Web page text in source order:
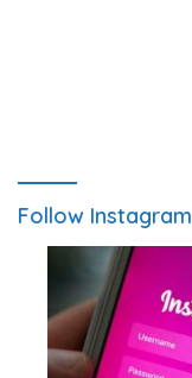
Follow